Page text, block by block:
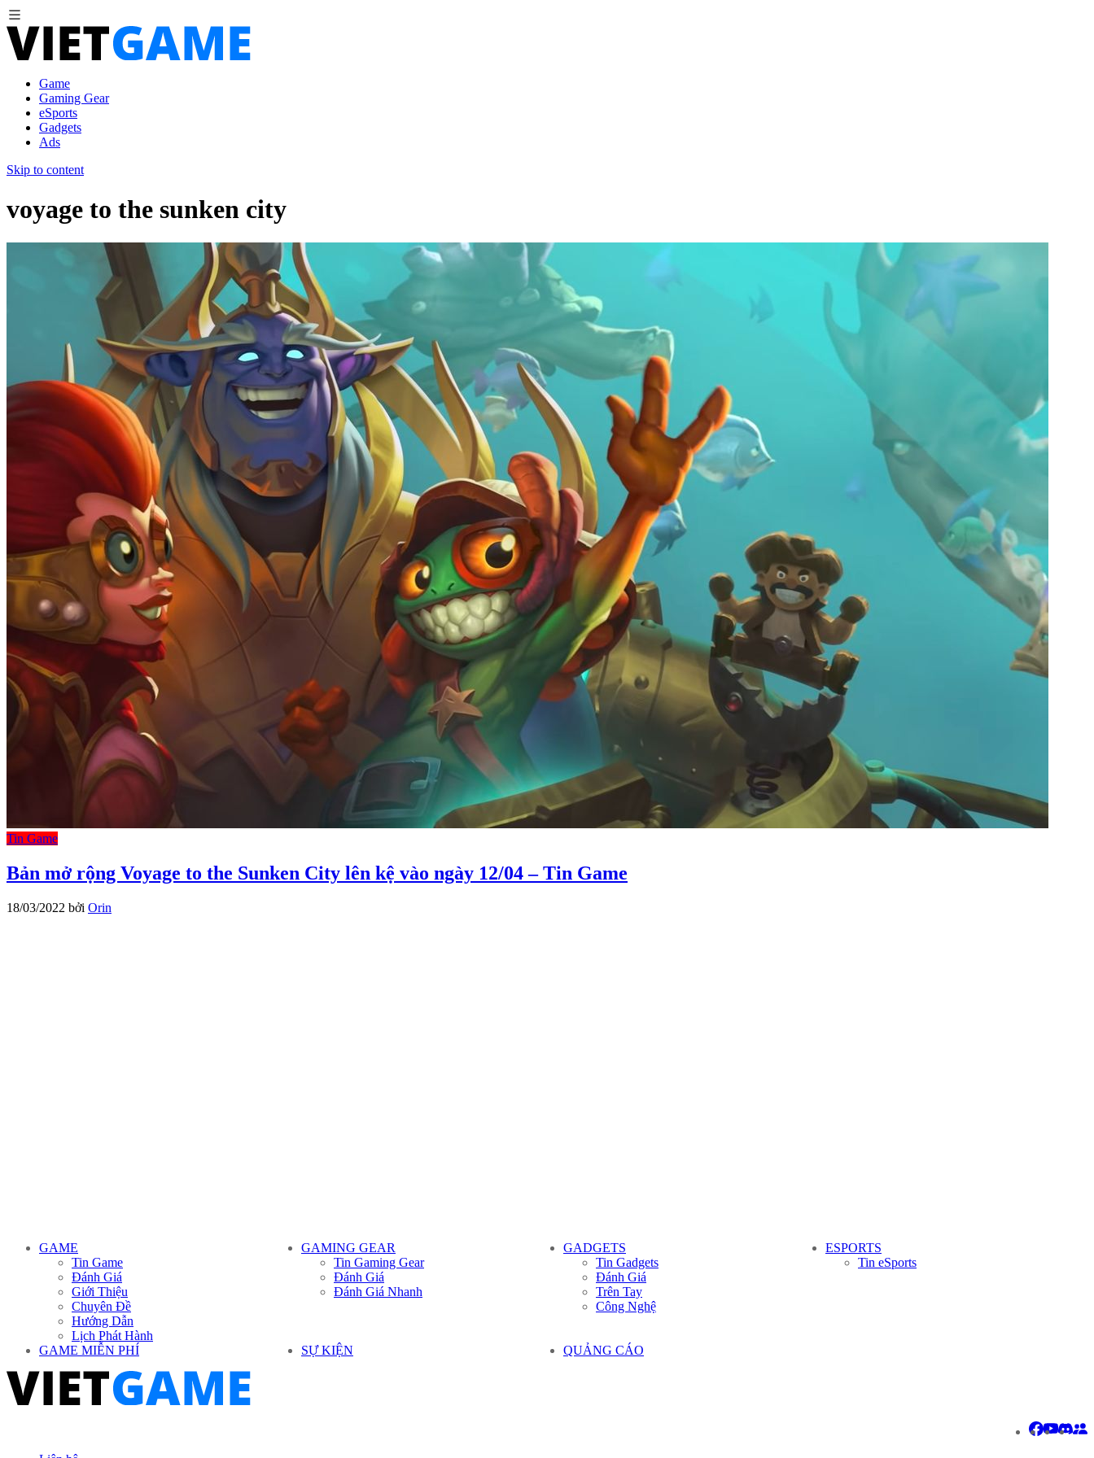
Game
Gaming Gear
eSports
Gadgets
Ads
Skip to content
voyage to the sunken city
Tin Game
Bản mở rộng Voyage to the Sunken City lên kệ vào ngày 12/04 – Tin Game
18/03/2022 bởi Orin
GAME
Tin Game
Đánh Giá
Giới Thiệu
Chuyên Đề
Hướng Dẫn
Lịch Phát Hành
GAMING GEAR
Tin Gaming Gear
Đánh Giá
Đánh Giá Nhanh
GADGETS
Tin Gadgets
Đánh Giá
Trên Tay
Công Nghệ
ESPORTS
Tin eSports
GAME MIỄN PHÍ SỰ KIỆN QUẢNG CÁO